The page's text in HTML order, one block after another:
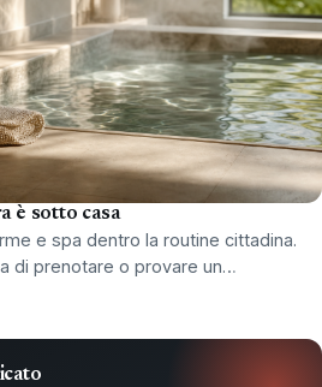
è sotto casa
e spa dentro la routine cittadina.
di prenotare o provare un…